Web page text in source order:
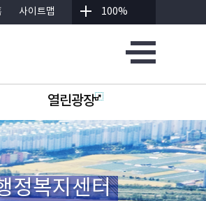
사이트맵 100%
열린광장
정복지센터